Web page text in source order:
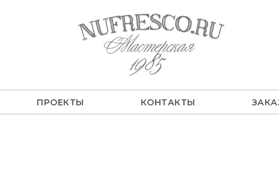
ПРОЕКТЫ КОНТАКТЫ